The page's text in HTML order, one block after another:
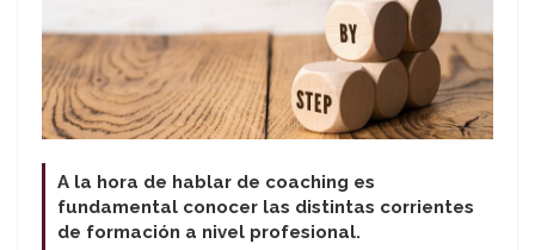
A la hora de hablar de coaching es
fundamental conocer las distintas corrientes
de formación a nivel profesional.